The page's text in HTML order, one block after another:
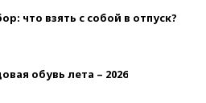
что взять с собой в отпуск?
обувь лета – 2026